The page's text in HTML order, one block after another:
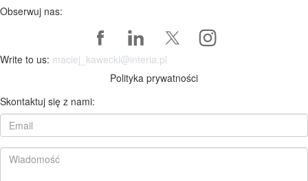
Obserwuj nas:
Write to us: maciej_kawecki@interia.pl
Polityka prywatności
Skontaktuj się z nami: